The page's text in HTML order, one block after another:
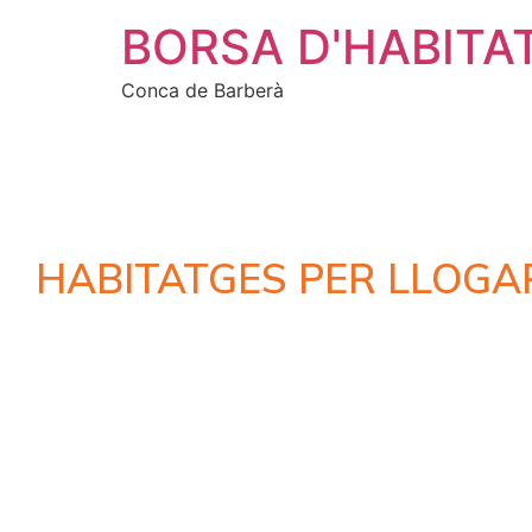
BORSA
Conca de Barberà
HABITATGES PER